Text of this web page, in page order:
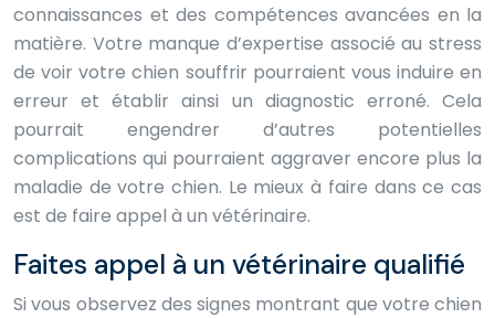
connaissances et des compétences avancées en la
matière. Votre manque d’expertise associé au stress
de voir votre chien souffrir pourraient vous induire en
erreur et établir ainsi un diagnostic erroné. Cela
pourrait engendrer d’autres potentielles
complications qui pourraient aggraver encore plus la
maladie de votre chien. Le mieux à faire dans ce cas
est de faire appel à un vétérinaire.
Faites appel à un vétérinaire qualifié
Si vous observez des signes montrant que votre chien